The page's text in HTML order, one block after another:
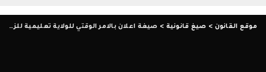
موقع القانون > صيغ قانونية > صيغة اعلان بالامر الوقتي للولاية تعليمية للزوجة وشروط التظلم